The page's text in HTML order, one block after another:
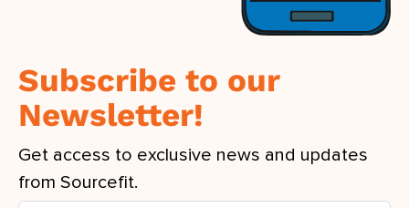
Subscribe to our
Newsletter!
Get access to exclusive news and updates
from Sourcefit.